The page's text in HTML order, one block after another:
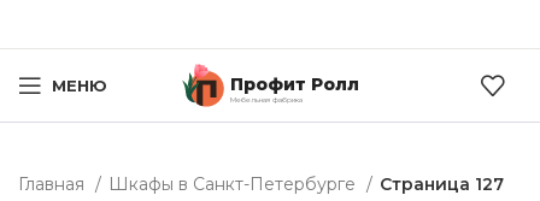
МЕНЮ Профит Ролл
Мебельная фабрика
Главная Шкафы в Санкт-Петербурге Страница 127